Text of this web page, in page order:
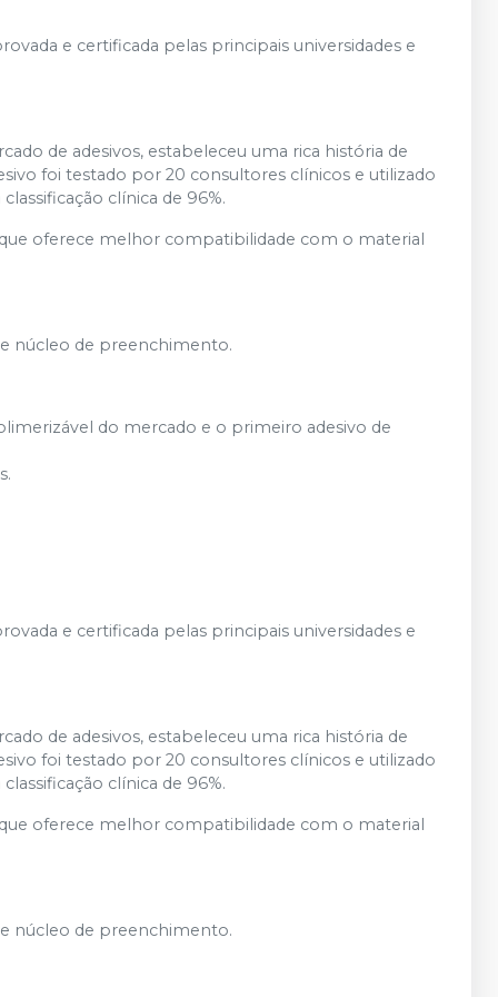
e certificada pelas principais universidades e
de adesivos, estabeleceu uma rica história de
foi testado por 20 consultores clínicos e utilizado
clínica de 96%.
oferece melhor compatibilidade com o material
núcleo de preenchimento.
do mercado e o primeiro adesivo de
e certificada pelas principais universidades e
de adesivos, estabeleceu uma rica história de
foi testado por 20 consultores clínicos e utilizado
clínica de 96%.
oferece melhor compatibilidade com o material
núcleo de preenchimento.